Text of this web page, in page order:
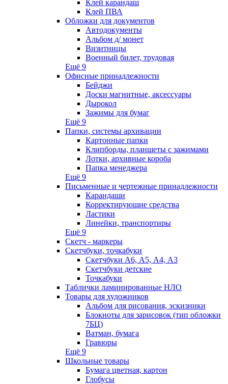
Клей карандаш
Клей ПВА
Обложки для документов
Автодокументы
Альбом д/ монет
Визитницы
Военный билет, трудовая
Ещё 9
Офисные принадлежности
Бейджи
Доски магнитные, аксессуары
Дырокол
Зажимы для бумаг
Ещё 9
Папки, системы архивации
Картонные папки
Клипборды, планшеты с зажимами
Лотки, архивные короба
Папка менеджера
Ещё 9
Письменные и чертежные принадлежности
Карандаши
Корректирующие средства
Ластики
Линейки, транспортиры
Ещё 9
Скетч - маркеры
Скетчбуки, точкабуки
Скетчбуки А6, А5, А4, А3
Скетчбуки детские
Точкабуки
Таблички ламинированные НЛО
Товары для художников
Альбом для рисования, эскизники
Блокноты для зарисовок (тип обложки
7БЦ)
Ватман, бумага
Гравюры
Ещё 9
Школьные товары
Бумага цветная, картон
Глобусы